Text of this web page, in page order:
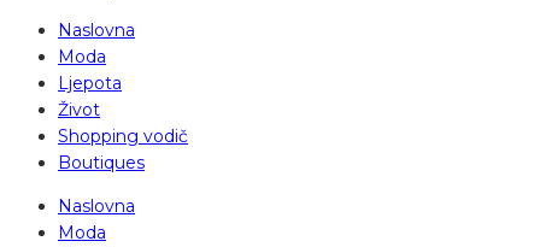
Naslovna
Moda
Ljepota
Život
Shopping vodič
Boutiques
Naslovna
Moda